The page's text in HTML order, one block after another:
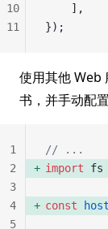
    ],
});
10
11
使用其他 Web
书，并手动配
// ...
import fs
const host
1
2
3
4
5